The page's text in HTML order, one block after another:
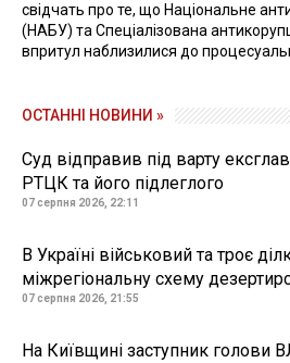
свідчать про те, що Національне
(НАБУ) та Спеціалізована
впритул наблизилися до
ОСТАННІ НОВИНИ »
Суд відправив під варту
РТЦК та його підлеглого
07 серпня 2026, 22:11
В Україні військовий та троє
міжрегіональну схему
07 серпня 2026, 21:55
На Київщині заступник голови